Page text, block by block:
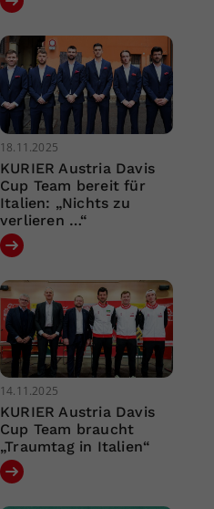
18.11.2025
KURIER Austria Davis
Cup Team bereit für
Italien: „Nichts zu
verlieren …“
14.11.2025
KURIER Austria Davis
Cup Team braucht
„Traumtag in Italien“